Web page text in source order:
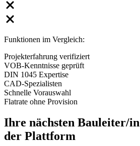
Funktionen im Vergleich:
Projekterfahrung verifiziert
VOB-Kenntnisse geprüft
DIN 1045 Expertise
CAD-Spezialisten
Schnelle Vorauswahl
Flatrate ohne Provision
Ihre nächsten Bauleiter/in
der Plattform